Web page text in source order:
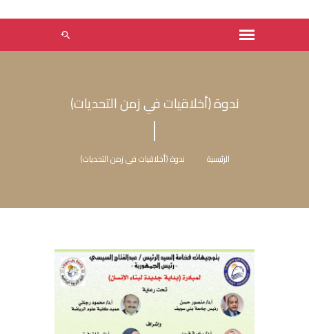
ندوة (أخلاقيات في زمن التحديات)
الرئيسية ندوة (أخلاقيات في زمن التحديات)